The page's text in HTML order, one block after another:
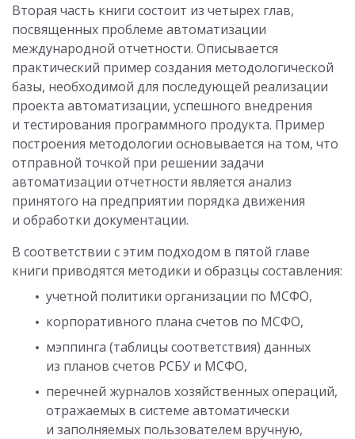
Вторая часть книги состоит из четырех глав,
посвященных проблеме автоматизации
международной отчетности. Описывается
практический пример создания методологической
базы, необходимой для последующей реализации
проекта автоматизации, успешного внедрения
и тестирования программного продукта. Пример
построения методологии основывается на том, что
отправной точкой при решении задачи
автоматизации отчетности является анализ
принятого на предприятии порядка движения
и обработки документации.
В соответствии с этим подходом в пятой главе
книги приводятся методики и образцы составления:
учетной политики организации по МСФО,
корпоративного плана счетов по МСФО,
мэппинга (таблицы соответствия) данных
из планов счетов РСБУ и МСФО,
перечней журналов хозяйственных операций,
отражаемых в системе автоматически
и заполняемых пользователем вручную,